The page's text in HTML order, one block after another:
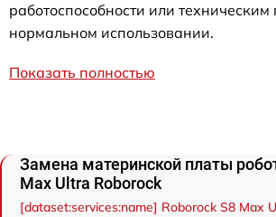
работоспособности или
нормальном использовании.
Показать полностью
Замена материнской платы
Max Ultra Roborock
[dataset:services:name] Roborock S8 Max